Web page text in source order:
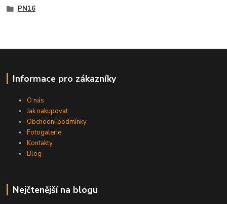
PN16
Informace pro zákazníky
O nás
Jak nakupovat
Obchodní podmínky
Fotogalerie
Kontakty
Blog
Nejčtenější na blogu